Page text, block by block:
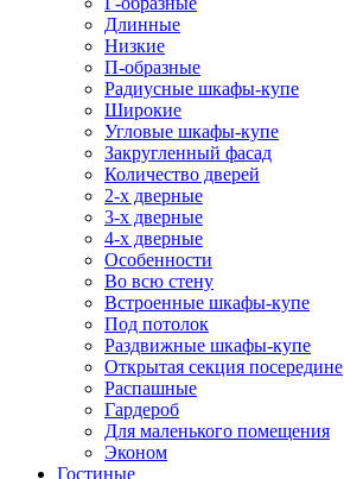
Длинные
Низкие
П-образные
Радиусные шкафы-купе
Широкие
Угловые шкафы-купе
Закругленный фасад
Количество дверей
2-х дверные
3-х дверные
4-х дверные
Особенности
Во всю стену
Встроенные шкафы-купе
Под потолок
Раздвижные шкафы-купе
Открытая секция посередине
Распашные
Гардероб
Для маленького помещения
Эконом
Гостиные